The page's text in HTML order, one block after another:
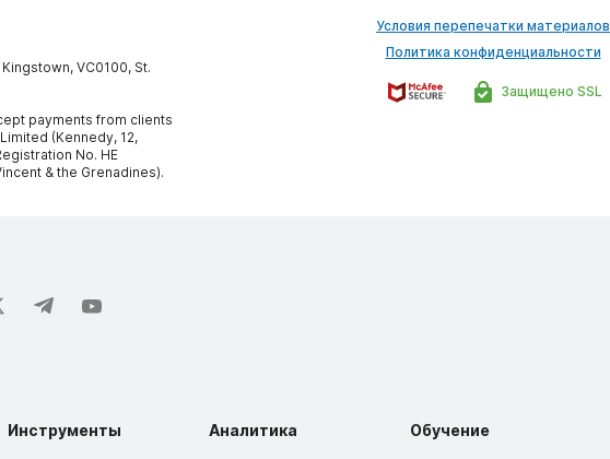
VC0100, St.
payments from clients
(Kennedy, 12,
No. HE
& the Grenadines).
Защищено SSL
Условия перепечатки материалов
Политика конфиденциальности
Инструменты Аналитика Обучение